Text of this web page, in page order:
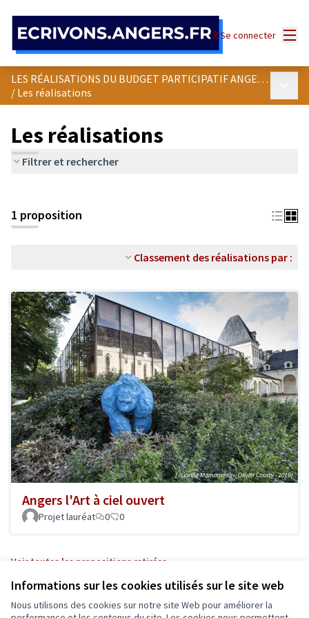
Informations sur les cookies utilisés sur le site web
Nous utilisons des cookies sur notre site Web pour améliorer la
Se connecter
LES RÉALISATIONS DU BUDGET PARTICIPATIF ANGEVIN
/ Les réalisations
Les réalisations
Filtrer et rechercher
1 proposition
Classement des réalisations par :
Angers l'Art à ciel ouvert
Projet lauréat 0 0
Voir toutes les propositions retirées